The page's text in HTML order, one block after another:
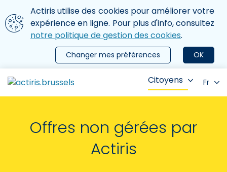
Aller au contenu principal
Nous utilisons des cookies
Actiris utilise des cookies pour améliorer votre
expérience en ligne. Pour plus d'info, consultez
notre politique de gestion des cookies.
OK
Changer mes préférences
le menu
Citoyens Fr
Offres non gérées par
Actiris